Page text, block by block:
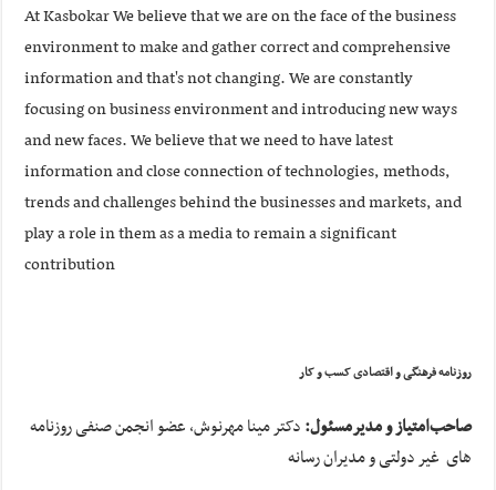
At Kasbokar We believe that we are on the face of the business
environment to make and gather correct and comprehensive
information and that's not changing. We are constantly
focusing on business environment and introducing new ways
and new faces. We believe that we need to have latest
information and close connection of technologies, methods,
trends and challenges behind the businesses and markets, and
play a role in them as a media to remain a significant
contribution
روزنامه فرهنگی و اقتصادی کسب و کار
صاحبامتیاز و مدیرمسئول:دکتر مینا مهرنوش، عضو انجمن صنفی روزنامه
های غیر دولتی و مدیران رسانه